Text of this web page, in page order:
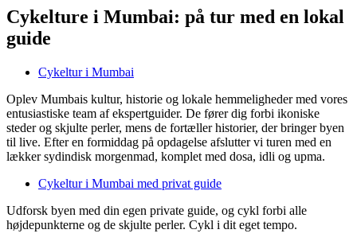
Cykelture i Mumbai: på tur med en lokal
guide
Cykeltur i Mumbai
Oplev Mumbais kultur, historie og lokale hemmeligheder med vores
entusiastiske team af ekspertguider. De fører dig forbi ikoniske
steder og skjulte perler, mens de fortæller historier, der bringer byen
til live. Efter en formiddag på opdagelse afslutter vi turen med en
lækker sydindisk morgenmad, komplet med dosa, idli og upma.
Cykeltur i Mumbai med privat guide
Udforsk byen med din egen private guide, og cykl forbi alle
højdepunkterne og de skjulte perler. Cykl i dit eget tempo.